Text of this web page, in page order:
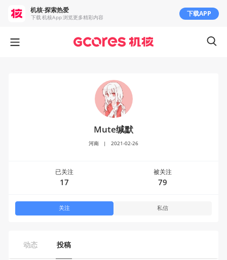
动态 投稿
Mute缄默
河南 | 2021-02-26
已关注
17
被关注
79
关注 私信
机核-探索热爱
下载 机核App 浏览更多精彩内容 下载APP